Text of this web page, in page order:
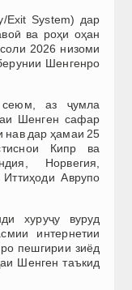
Exit System) дар
ва роҳи оҳан
2026 низоми
Шенгенро
сеюм, аз ҷумла
Шенген сафар
нав дар ҳамаи 25
Кипр ва
Норвегия,
Аврупо
хуруҷу вуруд
интернетии
пешгирии зиёд
Шенген таъкид